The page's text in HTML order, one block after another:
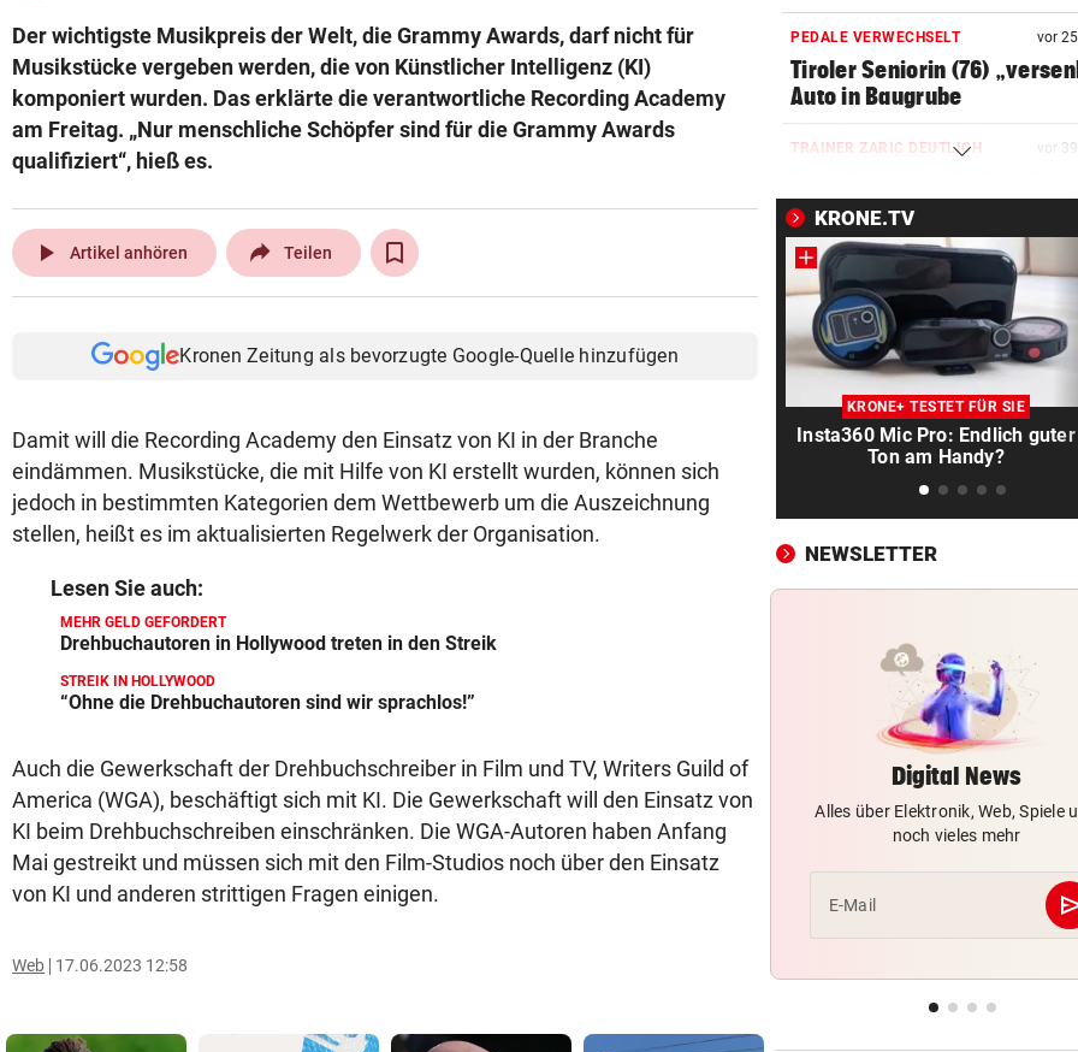
Der wichtigste Musikpreis der Welt, die Grammy Awards, darf nicht für
Musikstücke vergeben werden, die von Künstlicher Intelligenz (KI)
komponiert wurden. Das erklärte die verantwortliche Recording Academy
am Freitag. „Nur menschliche Schöpfer sind für die Grammy Awards
qualifiziert“, hieß es.
play_arrow Artikel anhören Teilen
Kronen Zeitung als bevorzugte Google-Quelle hinzufügen
Damit will die Recording Academy den Einsatz von KI in der Branche
eindämmen. Musikstücke, die mit Hilfe von KI erstellt wurden, können sich
jedoch in bestimmten Kategorien dem Wettbewerb um die Auszeichnung
stellen, heißt es im aktualisierten Regelwerk der Organisation.
Lesen Sie auch:
MEHR GELD GEFORDERT
Drehbuchautoren in Hollywood treten in den Streik
STREIK IN HOLLYWOOD
“Ohne die Drehbuchautoren sind wir sprachlos!”
Auch die Gewerkschaft der Drehbuchschreiber in Film und TV, Writers Guild of
America (WGA), beschäftigt sich mit KI. Die Gewerkschaft will den Einsatz von
KI beim Drehbuchschreiben einschränken. Die WGA-Autoren haben Anfang
Mai gestreikt und müssen sich mit den Film-Studios noch über den Einsatz
von KI und anderen strittigen Fragen einigen.
Web 17.06.2023 12:58
PEDALE VERWECHSELT vor
Tiroler Seniorin (76)
Auto in Baugrube
TRAINER ZARIC DEUTLICH vor
Altachern ein Problem
FÄHIGKEITEN BEDENKLICH
Sorge um Sicherheit:
muss neue KI einhegen
WARTEN AUF DEN SIEG? vor
GAK-Heimstart: „Qualität
ganz andere!“
Falscher Spendensammler
Paar über den Tisch
ANRAINER SCHILDERT vor
Morgen aus Schlaf
WASSER WIRD KNAPP
Im Südburgenland heißt es:
Dusche statt Badewanne!
BEI VUČIĆ IN SERBIEN vor
Selenskyj-Besuch als
Gesicht“ Moskaus
vor
Bein zu verlieren
KRONE.TV
KRONE+ TESTET FÜR SIE
Insta360 Mic Pro: Endlich guter
Ton am Handy?
NEWSLETTER
Digital News
Alles über Elektronik, Web, Spiele
noch vieles mehr
E-Mail